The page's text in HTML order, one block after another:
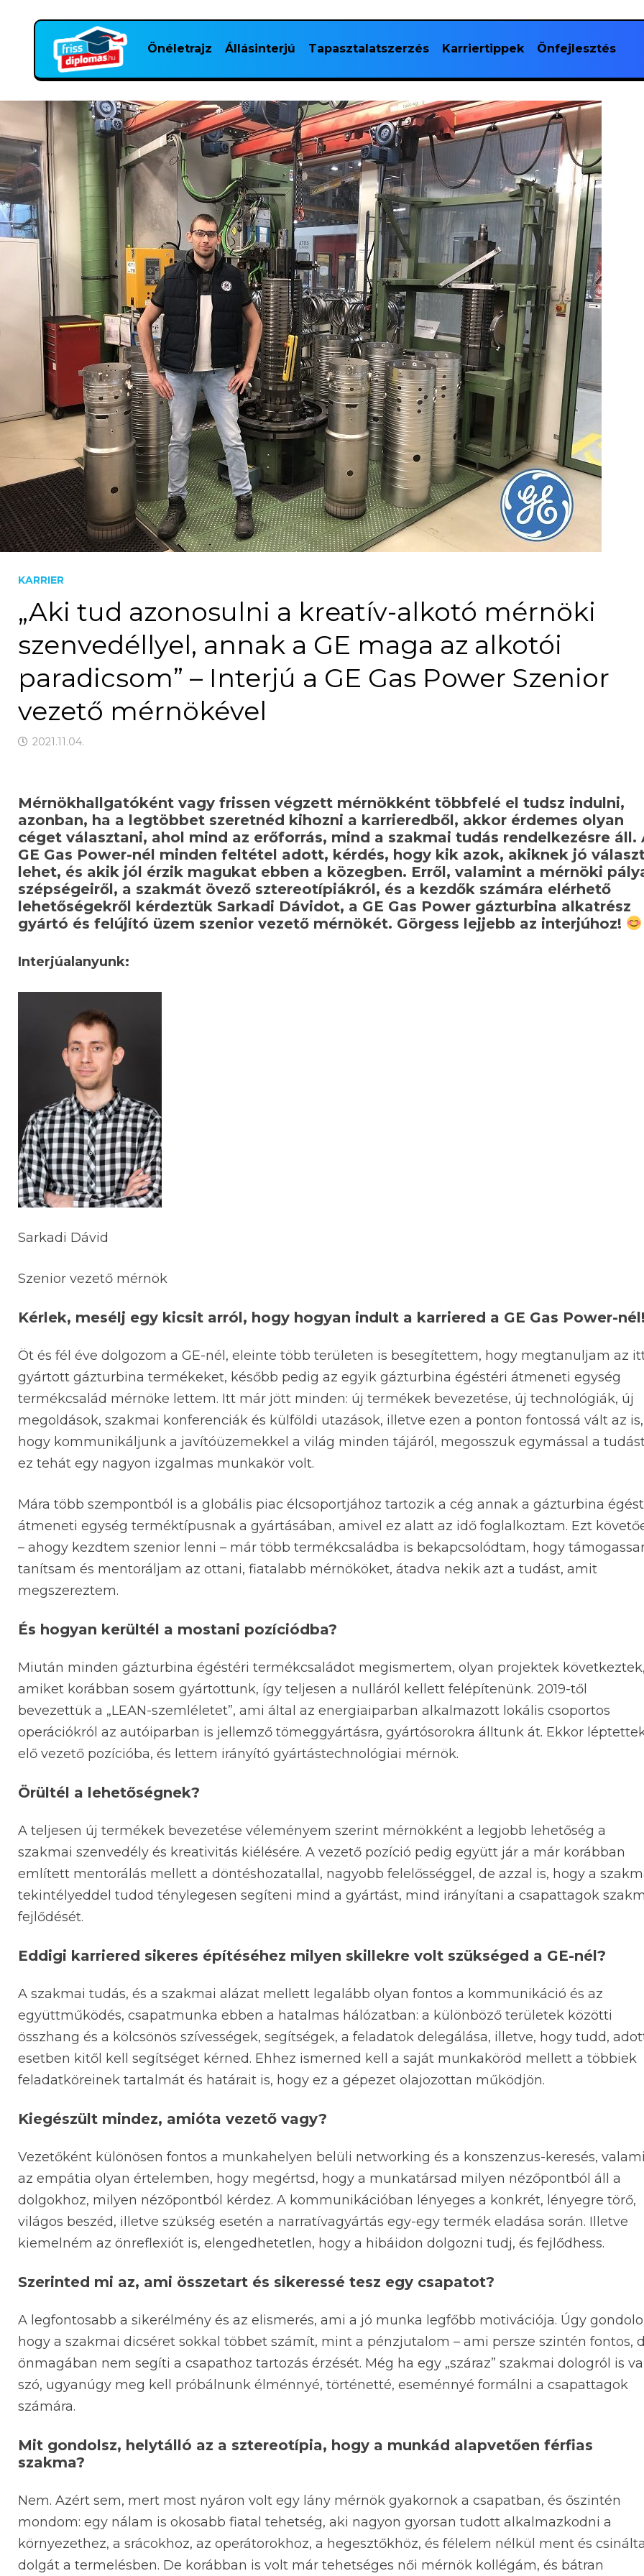
Önéletrajz Állásinterjú Tapasztalatszerzés Karriertippek Önfejlesztés
KARRIER
„Aki tud azonosulni a kreatív-alkotó mérnöki
szenvedéllyel, annak a GE maga az alkotói
paradicsom” – Interjú a GE Gas Power Szenior
vezető mérnökével
2021.11.04.
Mérnökhallgatóként vagy frissen végzett mérnökként többfelé el tudsz indulni,
azonban, ha a legtöbbet szeretnéd kihozni a karrieredből, akkor érdemes olyan
céget választani, ahol mind az erőforrás, mind a szakmai tudás rendelkezésre áll.
GE Gas Power-nél minden feltétel adott, kérdés, hogy kik azok, akiknek jó
lehet, és akik jól érzik magukat ebben a közegben. Erről, valamint a mérnöki
szépségeiről, a szakmát övező sztereotípiákról, és a kezdők számára elérhető
lehetőségekről kérdeztük Sarkadi Dávidot, a GE Gas Power gázturbina alkatrész
gyártó és felújító üzem szenior vezető mérnökét. Görgess lejjebb az interjúhoz!
Interjúalanyunk:
Sarkadi Dávid
Szenior vezető mérnök
Kérlek, mesélj egy kicsit arról, hogy hogyan indult a karriered a GE Gas Power-nél!
Öt és fél éve dolgozom a GE-nél, eleinte több területen is besegítettem, hogy megtanuljam az
gyártott gázturbina termékeket, később pedig az egyik gázturbina égéstéri átmeneti egység
termékcsalád mérnöke lettem. Itt már jött minden: új termékek bevezetése, új technológiák, új
megoldások, szakmai konferenciák és külföldi utazások, illetve ezen a ponton fontossá vált az is,
hogy kommunikáljunk a javítóüzemekkel a világ minden tájáról, megosszuk egymással a
ez tehát egy nagyon izgalmas munkakör volt.
Mára több szempontból is a globális piac élcsoportjához tartozik a cég annak a gázturbina
átmeneti egység terméktípusnak a gyártásában, amivel ez alatt az idő foglalkoztam. Ezt
– ahogy kezdtem szenior lenni – már több termékcsaládba is bekapcsolódtam, hogy
tanítsam és mentoráljam az ottani, fiatalabb mérnököket, átadva nekik azt a tudást, amit
megszereztem.
És hogyan kerültél a mostani pozíciódba?
Miután minden gázturbina égéstéri termékcsaládot megismertem, olyan projektek következtek,
amiket korábban sosem gyártottunk, így teljesen a nulláról kellett felépítenünk. 2019-től
bevezettük a „LEAN-szemléletet”, ami által az energiaiparban alkalmazott lokális csoportos
operációkról az autóiparban is jellemző tömeggyártásra, gyártósorokra álltunk át. Ekkor
elő vezető pozícióba, és lettem irányító gyártástechnológiai mérnök.
Örültél a lehetőségnek?
A teljesen új termékek bevezetése véleményem szerint mérnökként a legjobb lehetőség a
szakmai szenvedély és kreativitás kiélésére. A vezető pozíció pedig együtt jár a már korábban
említett mentorálás mellett a döntéshozatallal, nagyobb felelősséggel, de azzal is, hogy a
tekintélyeddel tudod ténylegesen segíteni mind a gyártást, mind irányítani a csapattagok
fejlődését.
Eddigi karriered sikeres építéséhez milyen skillekre volt szükséged a GE-nél?
A szakmai tudás, és a szakmai alázat mellett legalább olyan fontos a kommunikáció és az
együttműködés, csapatmunka ebben a hatalmas hálózatban: a különböző területek közötti
összhang és a kölcsönös szívességek, segítségek, a feladatok delegálása, illetve, hogy tudd,
esetben kitől kell segítséget kérned. Ehhez ismerned kell a saját munkaköröd mellett a többiek
feladatköreinek tartalmát és határait is, hogy ez a gépezet olajozottan működjön.
Kiegészült mindez, amióta vezető vagy?
Vezetőként különösen fontos a munkahelyen belüli networking és a konszenzus-keresés,
az empátia olyan értelemben, hogy megértsd, hogy a munkatársad milyen nézőpontból áll a
dolgokhoz, milyen nézőpontból kérdez. A kommunikációban lényeges a konkrét, lényegre törő,
világos beszéd, illetve szükség esetén a narratívagyártás egy-egy termék eladása során. Illetve
kiemelném az önreflexiót is, elengedhetetlen, hogy a hibáidon dolgozni tudj, és fejlődhess.
Szerinted mi az, ami összetart és sikeressé tesz egy csapatot?
A legfontosabb a sikerélmény és az elismerés, ami a jó munka legfőbb motivációja. Úgy
hogy a szakmai dicséret sokkal többet számít, mint a pénzjutalom – ami persze szintén fontos,
önmagában nem segíti a csapathoz tartozás érzését. Még ha egy „száraz” szakmai dologról is
szó, ugyanúgy meg kell próbálnunk élménnyé, történetté, eseménnyé formálni a csapattagok
számára.
Mit gondolsz, helytálló az a sztereotípia, hogy a munkád alapvetően férfias
szakma?
Nem. Azért sem, mert most nyáron volt egy lány mérnök gyakornok a csapatban, és őszintén
mondom: egy nálam is okosabb fiatal tehetség, aki nagyon gyorsan tudott alkalmazkodni a
környezethez, a srácokhoz, az operátorokhoz, a hegesztőkhöz, és félelem nélkül ment és
dolgát a termelésben. De korábban is volt már tehetséges női mérnök kollégám, és bátran